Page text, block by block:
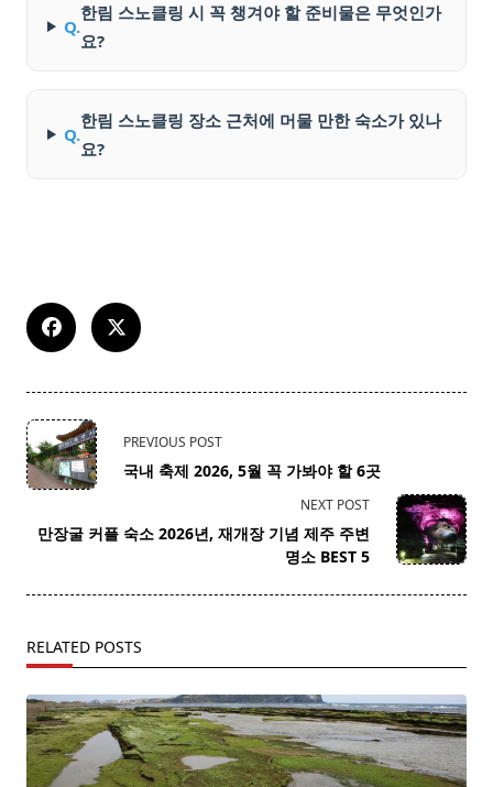
Q.
한림 스노클링 시 꼭 챙겨야 할 준비물은 무엇인가
요?
Q.
한림 스노클링 장소 근처에 머물 만한 숙소가 있나
요?
<span
class="nav-
subtitle
reader-
PREVIOUS POST
국내 축제 2026, 5월 꼭 가봐야 할 6곳
NEXT POST
만장굴 커플 숙소 2026년, 재개장 기념 제주 주변
명소 BEST 5
RELATED POSTS